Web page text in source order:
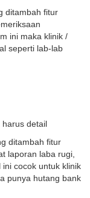
ditambah fitur
ini maka klinik /
seperti lab-lab
harus detail
ditambah fitur
laporan laba rugi,
cocok untuk klinik
punya hutang bank